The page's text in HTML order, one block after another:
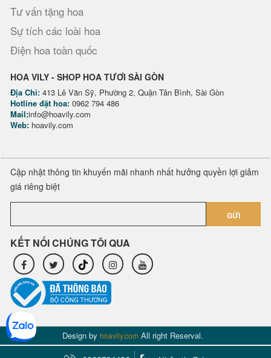
Tư vấn tặng hoa
Sự tích các loài hoa
Điện hoa toàn quốc
HOA VILY - SHOP HOA TƯƠI SÀI GÒN
Địa Chỉ: 413 Lê Văn Sỹ, Phường 2, Quận Tân Bình, Sài Gòn
Hotline đặt hoa: 0962 794 486
Mail:info@hoavily.com
Web: hoavily.com
Cập nhật thông tin khuyến mãi nhanh nhất hưởng quyền lợi giảm
giá riêng biệt
GỬI
KẾT NỐI CHÚNG TÔI QUA
Design by hoavily.com All right Reserval.